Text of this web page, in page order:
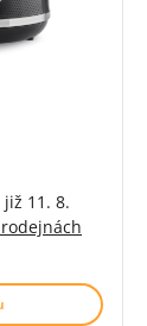
již 11. 8.